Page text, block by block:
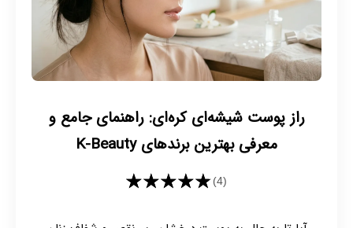
راز پوست شیشه‌ای کره‌ای: راهنمای جامع و
معرفی بهترین برندهای K-Beauty
★★★★★(4)